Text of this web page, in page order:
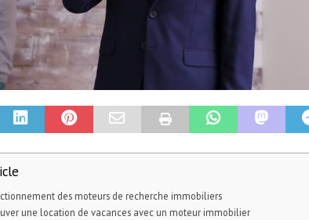
des moteurs de recherche immobiliers
une location de vacances avec un moteur immobilier